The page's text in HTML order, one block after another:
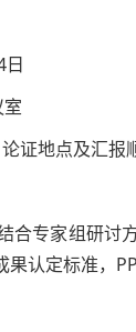
日
证地点及汇报
合专家组研讨
认定标准，